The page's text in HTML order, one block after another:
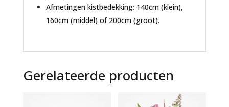
Afmetingen kistbedekking: 140cm (klein),
160cm (middel) of 200cm (groot).
Gerelateerde producten